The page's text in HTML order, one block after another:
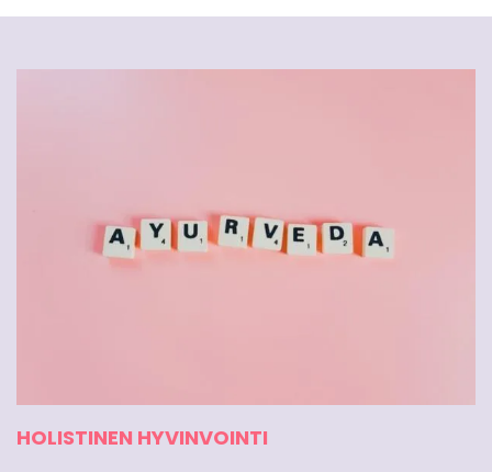
HOLISTINEN HYVINVOINTI